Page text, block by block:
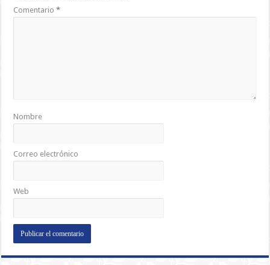
Comentario*
Nombre
Correo electrónico
Web